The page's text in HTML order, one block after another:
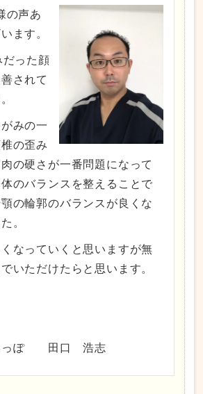
の声あ
ます。
だった顔
されて
みの一
の歪み
の硬さが一番問題になって
のバランスを整えることで
の輪郭のバランスが良くな
。
なっていくと思いますが無
いただけたらと思います。
っぽ 田口 浩志